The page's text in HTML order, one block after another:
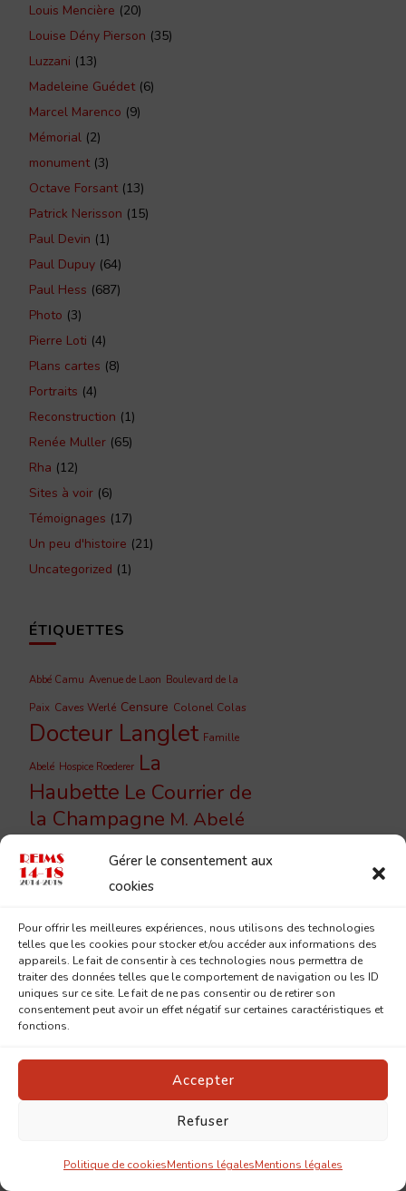
Gérer le consentement aux
cookies
Pour offrir les meilleures expériences, nous utilisons des technologies
telles que les cookies pour stocker et/ou accéder aux informations des
appareils. Le fait de consentir à ces technologies nous permettra de
traiter des données telles que le comportement de navigation ou les ID
uniques sur ce site. Le fait de ne pas consentir ou de retirer son
consentement peut avoir un effet négatif sur certaines caractéristiques et
fonctions.
Accepter
Refuser
Politique de cookiesMentions légalesMentions légales
Louis Mencière (20)
Louise Dény Pierson (35)
Luzzani (13)
Madeleine Guédet(6)
Marcel Marenco (9)
Mémorial (2)
monument(3)
Octave Forsant(13)
Patrick Nerisson (15)
Paul Devin (1)
Paul Dupuy (64)
Paul Hess (687)
Photo (3)
Pierre Loti (4)
Plans cartes (8)
Portraits (4)
Reconstruction (1)
Renée Muller (65)
Rha (12)
Sites à voir (6)
Témoignages (17)
Un peu d'histoire (21)
Uncategorized (1)
ÉTIQUETTES
Abbé Camu Avenue de Laon Boulevard de la
Paix Caves Werlé Censure Colonel Colas
Docteur Langlet Famille
Abelé Hospice Roederer La
Haubette Le Courrier de
la Champagne M. Abelé
M. Charles
Heidsieck M. Chezel
M. Em. CharbonneauxM.
Houlon M. Lelarge M.
Raïssac M. Sainsaulieu Mgr
Landrieux Mgr Neveux
Amélie Doublié Place d'Erlon
Capucins Rue de Vesle Rue du